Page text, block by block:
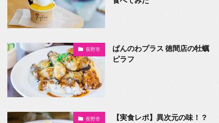
長野市
ぱんのわプラス 徳間店の牡蠣
ピラフ
長野市
【実食レポ】異次元の味！？